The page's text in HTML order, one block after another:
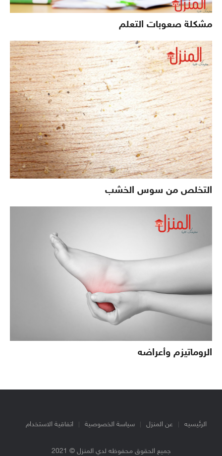
مشكلة صعوبات التعلم
التخلص من سوس الخشب
الروماتيزم وأعراضه
الرئيسيه عن المنزل سياسة الخصوصية اتفاقية الاستخدام
جميع الحقوق محفوظه لدي المنزل © 2021